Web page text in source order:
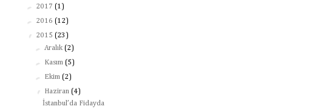
► 2017 (1)
► 2016 (12)
▼ 2015 (23)
► Aralık (2)
► Kasım (5)
► Ekim (2)
▼ Haziran (4)
İstanbul’da Fidayda